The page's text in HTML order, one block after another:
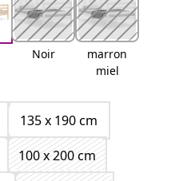
Noir
marron
miel
135 x 190 cm
100 x 200 cm